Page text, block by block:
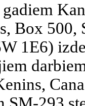
Box 500,
1E6)